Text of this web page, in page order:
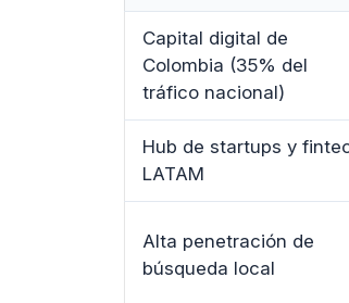
Capital digital de
Colombia (35% del
tráfico nacional)
Hub de startups y
LATAM
Alta penetración de
búsqueda local